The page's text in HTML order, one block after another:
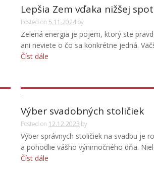
Lepšia Zem vďaka nižšej
Posted on 5.11.2024by
Zelená energia je pojem, ktorý ste
ani neviete o čo sa konkrétne jedná.
Číst dále
Výber svadobných stoličiek
Posted on 12.12.2023 by
Výber správnych stoličiek na svadbu je
a pohodlie vášho výnimočného dňa.
Číst dále